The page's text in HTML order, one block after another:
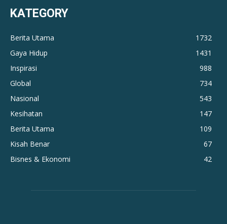
KATEGORY
Berita Utama
1732
Gaya Hidup
1431
Inspirasi
988
Global
734
Nasional
543
Kesihatan
147
Berita Utama
109
Kisah Benar
67
Bisnes & Ekonomi
42